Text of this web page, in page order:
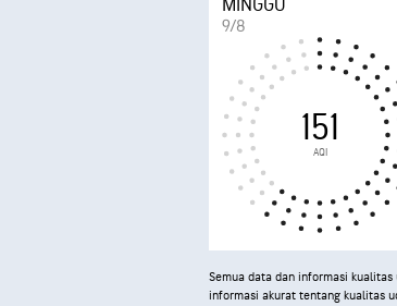
MINGGU
9/8
151
AQI
Semua data dan informasi
informasi akurat tentang kualitas